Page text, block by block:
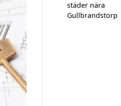
städer nära
Gullbrandstorp